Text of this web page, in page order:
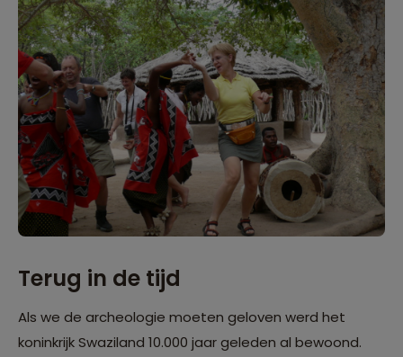
Terug in de tijd
Als we de archeologie moeten geloven werd het
koninkrijk Swaziland 10.000 jaar geleden al bewoond.